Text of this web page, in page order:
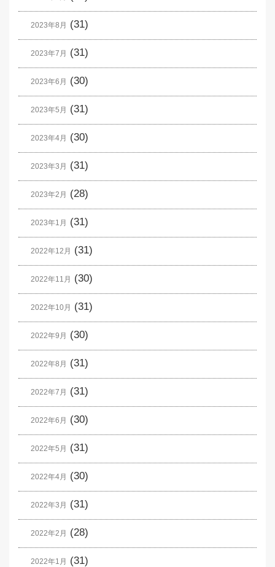
2023年8月 (31)
2023年7月 (31)
2023年6月 (30)
2023年5月 (31)
2023年4月 (30)
2023年3月 (31)
2023年2月 (28)
2023年1月 (31)
2022年12月 (31)
2022年11月 (30)
2022年10月 (31)
2022年9月 (30)
2022年8月 (31)
2022年7月 (31)
2022年6月 (30)
2022年5月 (31)
2022年4月 (30)
2022年3月 (31)
2022年2月 (28)
2022年1月 (31)